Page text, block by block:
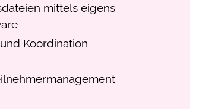
mittels eigens
Koordination